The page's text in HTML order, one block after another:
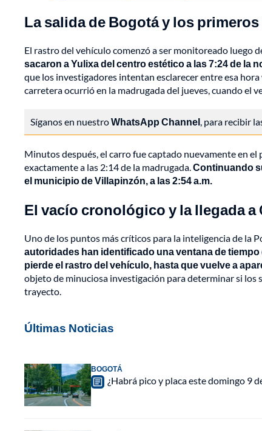
La salida de Bogotá y los
El rastro del vehículo comenzó a ser monitoreado luego
sacaron a Yulixa del centro estético a las 7:24 de la
que los investigadores intentan esclarecer entre esa
carretera ocurrió en la madrugada del jueves, cuando el
Síganos en nuestroWhatsApp Channel, para recibir
Minutos después, el carro fue captado nuevamente en el
exactamente a las 2:14 de la madrugada.Continuando
el municipio de Villapinzón, a las 2:54 a.m.
El vacío cronológico y la llegada a
Uno de los puntos más críticos para la inteligencia de la
autoridades han identificado una ventana de
pierde el rastro del vehículo, hasta que vuelve a
objeto de minuciosa investigación para determinar si los
trayecto.
Últimas Noticias
BOGOTÁ
¿Habrá pico y placa este domingo 9